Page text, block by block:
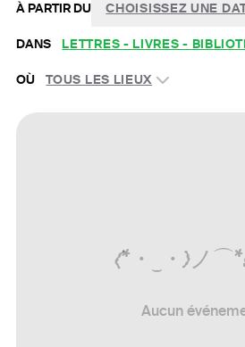
À PARTIR DU CHOISISSEZ UNE
DANS LETTRES - LIVRES -
OÙ TOUS LES LIEUX
(
* ・ ・)ノ⌒
Aucun